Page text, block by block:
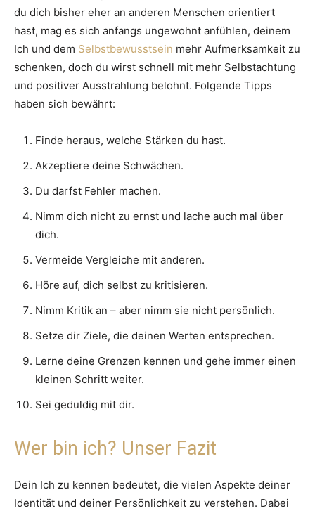
du dich bisher eher an anderen Menschen orientiert
hast, mag es sich anfangs ungewohnt anfühlen, deinem
Ich und dem Selbstbewusstsein mehr Aufmerksamkeit zu
schenken, doch du wirst schnell mit mehr Selbstachtung
und positiver Ausstrahlung belohnt. Folgende Tipps
haben sich bewährt:
Finde heraus, welche Stärken du hast.
Akzeptiere deine Schwächen.
Du darfst Fehler machen.
Nimm dich nicht zu ernst und lache auch mal über
dich.
Vermeide Vergleiche mit anderen.
Höre auf, dich selbst zu kritisieren.
Nimm Kritik an – aber nimm sie nicht persönlich.
Setze dir Ziele, die deinen Werten entsprechen.
Lerne deine Grenzen kennen und gehe immer einen
kleinen Schritt weiter.
Sei geduldig mit dir.
Wer bin ich? Unser Fazit
Dein Ich zu kennen bedeutet, die vielen Aspekte deiner
Identität und deiner Persönlichkeit zu verstehen. Dabei